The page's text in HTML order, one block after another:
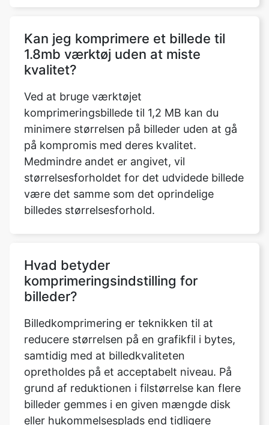
Ved at bruge værktøjet
komprimeringsbillede til 1,2 MB kan du
på kompromis med deres kvalitet.
Medmindre andet er angivet, vil
størrelsesforholdet for det udvidede billede
være det samme som det oprindelige
billedes størrelsesforhold.
Hvad betyder
Billedkomprimering er teknikken til at
reducere størrelsen på en grafikfil i bytes,
opretholdes på et acceptabelt niveau. På
grund af reduktionen i filstørrelse kan flere
billeder gemmes i en given mængde disk
eller hukommelsesplads end tidligere
muligt.